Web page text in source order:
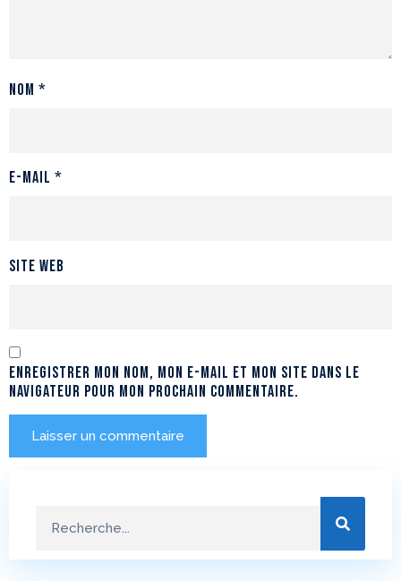
Nom *
E-mail *
Site web
Enregistrer mon nom, mon e-mail et mon site dans le
navigateur pour mon prochain commentaire.